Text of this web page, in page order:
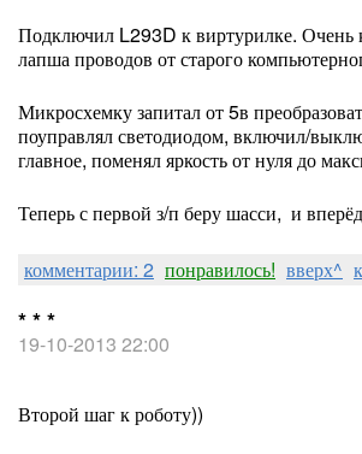
Подключил L293D к виртурилке. Очень
лапша проводов от старого
Микросхемку запитал от 5в
поуправлял светодиодом, включил/
главное, поменял яркость от нуля до
Теперь с первой з/п беру шасси, и
комментарии: 2 понравилось! вверх^
* * *
19-10-2013 22:00
Второй шаг к роботу))